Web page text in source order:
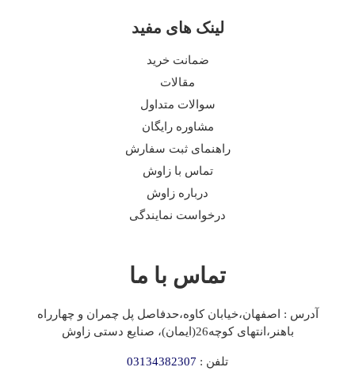
لینک های مفید
ضمانت خرید
مقالات
سوالات متداول
مشاوره رایگان
راهنمای ثبت سفارش
تماس با زاوش
درباره زاوش
درخواست نمایندگی
تماس با ما
آدرس : اصفهان،خیابان کاوه،حدفاصل پل چمران و چهارراه
باهنر،انتهای کوچه26(ایمان)، صنایع دستی زاوش
تلفن : 03134382307